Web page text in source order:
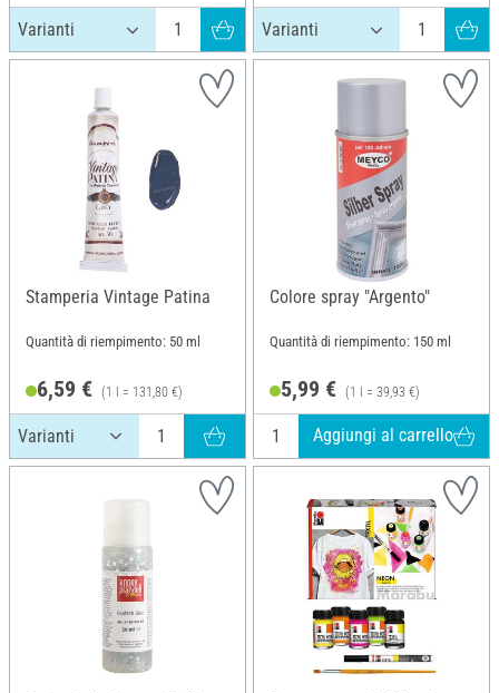
Stamperia Vintage Patina
Quantità di riempimento: 50 ml
6,59 € (1 l = 131,80 €)
Colore spray "Argento"
Quantità di riempimento: 150 ml
5,99 € (1 l = 39,93 €)
Aggiungi al carrello